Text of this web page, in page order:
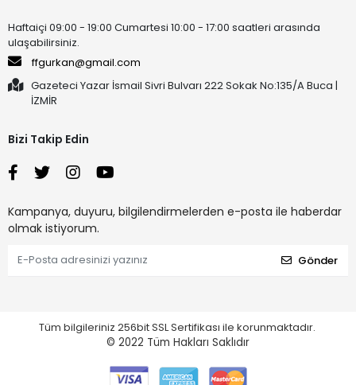
Haftaiçi 09:00 - 19:00 Cumartesi 10:00 - 17:00 saatleri arasında
ulaşabilirsiniz.
ffgurkan@gmail.com
Gazeteci Yazar İsmail Sivri Bulvarı 222 Sokak No:135/A Buca |
İZMİR
Bizi Takip Edin
Kampanya, duyuru, bilgilendirmelerden e-posta ile haberdar
olmak istiyorum.
Gönder
Tüm bilgileriniz 256bit SSL Sertifikası ile korunmaktadır.
© 2022 Tüm Hakları Saklıdır